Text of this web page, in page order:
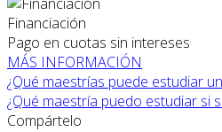
Financiación
Pago en cuotas sin intereses
MÁS INFORMACIÓN
¿Qué maestrías puede estudiar
¿Qué maestría puedo estudiar si
Compártelo